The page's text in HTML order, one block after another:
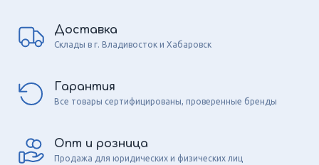
Доставка
Склады в г. Владивосток и Хабаровск
Гарантия
Все товары сертифицированы, проверенные бренды
Опт и розница
Продажа для юридических и физических лиц